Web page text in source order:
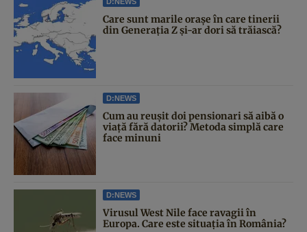
Care sunt marile orașe în care tinerii
din Generația Z și-ar dori să trăiască?
D:NEWS
Cum au reușit doi pensionari să aibă o
viață fără datorii? Metoda simplă care
face minuni
D:NEWS
Virusul West Nile face ravagii în
Europa. Care este situația în România?